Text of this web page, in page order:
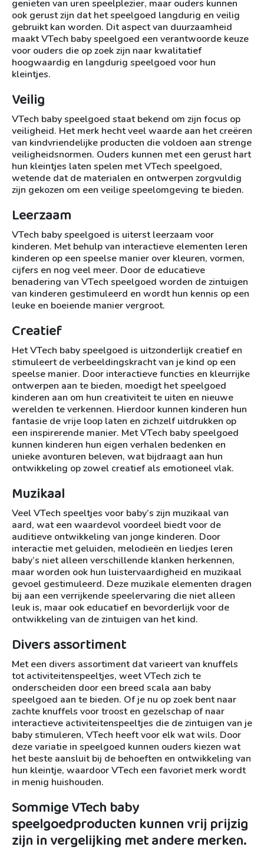
genieten van uren speelplezier, maar ouders kunnen
ook gerust zijn dat het speelgoed langdurig en veilig
gebruikt kan worden. Dit aspect van duurzaamheid
maakt VTech baby speelgoed een verantwoorde keuze
voor ouders die op zoek zijn naar kwalitatief
hoogwaardig en langdurig speelgoed voor hun
kleintjes.
Veilig
VTech baby speelgoed staat bekend om zijn focus op
veiligheid. Het merk hecht veel waarde aan het creëren
van kindvriendelijke producten die voldoen aan strenge
veiligheidsnormen. Ouders kunnen met een gerust hart
hun kleintjes laten spelen met VTech speelgoed,
wetende dat de materialen en ontwerpen zorgvuldig
zijn gekozen om een veilige speelomgeving te bieden.
Leerzaam
VTech baby speelgoed is uiterst leerzaam voor
kinderen. Met behulp van interactieve elementen leren
kinderen op een speelse manier over kleuren, vormen,
cijfers en nog veel meer. Door de educatieve
benadering van VTech speelgoed worden de zintuigen
van kinderen gestimuleerd en wordt hun kennis op een
leuke en boeiende manier vergroot.
Creatief
Het VTech baby speelgoed is uitzonderlijk creatief en
stimuleert de verbeeldingskracht van je kind op een
speelse manier. Door interactieve functies en kleurrijke
ontwerpen aan te bieden, moedigt het speelgoed
kinderen aan om hun creativiteit te uiten en nieuwe
werelden te verkennen. Hierdoor kunnen kinderen hun
fantasie de vrije loop laten en zichzelf uitdrukken op
een inspirerende manier. Met VTech baby speelgoed
kunnen kinderen hun eigen verhalen bedenken en
unieke avonturen beleven, wat bijdraagt aan hun
ontwikkeling op zowel creatief als emotioneel vlak.
Muzikaal
Veel VTech speeltjes voor baby’s zijn muzikaal van
aard, wat een waardevol voordeel biedt voor de
auditieve ontwikkeling van jonge kinderen. Door
interactie met geluiden, melodieën en liedjes leren
baby’s niet alleen verschillende klanken herkennen,
maar worden ook hun luistervaardigheid en muzikaal
gevoel gestimuleerd. Deze muzikale elementen dragen
bij aan een verrijkende speelervaring die niet alleen
leuk is, maar ook educatief en bevorderlijk voor de
ontwikkeling van de zintuigen van het kind.
Divers assortiment
Met een divers assortiment dat varieert van knuffels
tot activiteitenspeeltjes, weet VTech zich te
onderscheiden door een breed scala aan baby
speelgoed aan te bieden. Of je nu op zoek bent naar
zachte knuffels voor troost en gezelschap of naar
interactieve activiteitenspeeltjes die de zintuigen van je
baby stimuleren, VTech heeft voor elk wat wils. Door
deze variatie in speelgoed kunnen ouders kiezen wat
het beste aansluit bij de behoeften en ontwikkeling van
hun kleintje, waardoor VTech een favoriet merk wordt
in menig huishouden.
Sommige VTech baby
speelgoedproducten kunnen vrij prijzig
zijn in vergelijking met andere merken.